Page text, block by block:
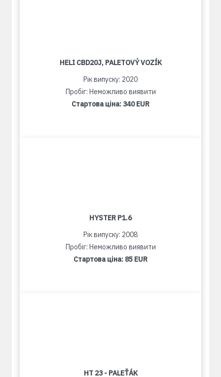
HELI CBD20J, PALETOVÝ VOZÍK
Рік випуску: 2020
Пробіг: Неможливо виявити
Стартова ціна: 340 EUR
HYSTER P1.6
Рік випуску: 2008
Пробіг: Неможливо виявити
Стартова ціна: 85 EUR
HT 23 - PALEŤÁK